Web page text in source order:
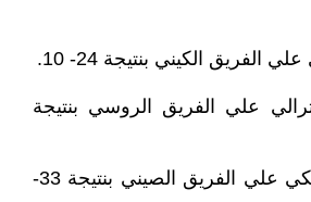
علي الفريق الروسي بنتيجة
4- فوز الفريق الأمريكي علي الفريق الصيني بنتيجة 33-